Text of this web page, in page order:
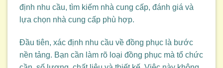
định nhu cầu, tìm kiếm nhà cung cấp, đánh giá và
lựa chọn nhà cung cấp phù hợp.
Đầu tiên, xác định nhu cầu về đồng phục là bước
nền tảng. Bạn cần làm rõ loại đồng phục mà tổ chức